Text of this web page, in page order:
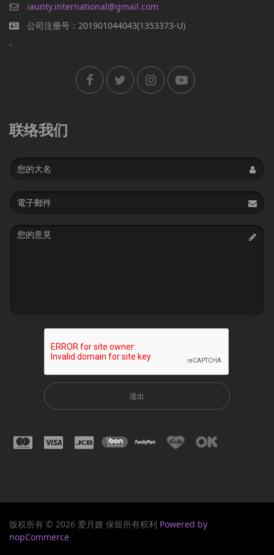
iaunty.international@gmail.com
公司注册号：201901044043(1353373-U)
-
联络我们
Name
Email
address
Message
送出
版权所有 © 2026 爱月嫂 保留所有权利 Powered by
nopCommerce